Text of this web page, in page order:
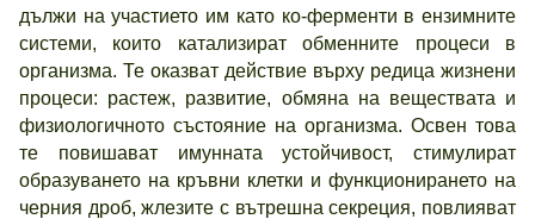
дължи на участието им като ко-ферменти в ензимните
системи, които катализират обменните процеси в
организма. Те оказват действие върху редица жизнени
процеси: растеж, развитие, обмяна на веществата и
физиологичното състояние на организма. Освен това
те повишават имунната устойчивост, стимулират
образуването на кръвни клетки и функционирането на
черния дроб, жлезите с вътрешна секреция, повлияват